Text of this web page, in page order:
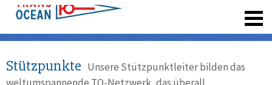
Stützpunkte Unsere Stützpunktleiter bilden das